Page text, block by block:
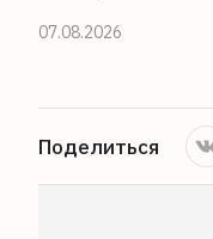
07.08.2026
Поделиться